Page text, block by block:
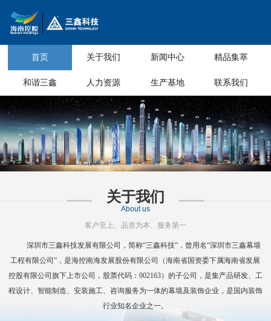
首页 关于我们 新闻中心 精品集萃
和谐三鑫 人力资源 生产基地 联系我们
关于我们
About us
客户至上、品质为本、服务第一
深圳市三鑫科技发展有限公司，简称“三鑫科技”，曾用名“深圳市三鑫幕墙
工程有限公司”，是海控南海发展股份有限公司（海南省国资委下属海南省发展
控股有限公司旗下上市公司，股票代码： 002163）的子公司，是集产品研发、工
程设计、智能制造、安装施工、咨询服务为一体的幕墙及装饰企业，是国内装饰
行业知名企业之一。